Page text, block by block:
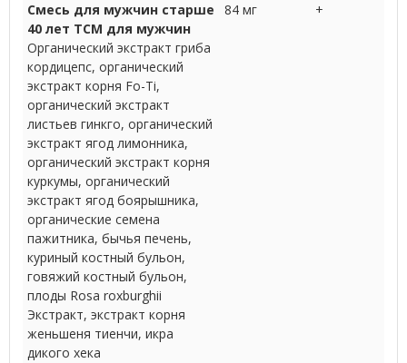
Смесь для мужчин старше
40 лет TCM для мужчин
Органический экстракт гриба
кордицепс, органический
экстракт корня Fo-Ti,
органический экстракт
листьев гинкго, органический
экстракт ягод лимонника,
органический экстракт корня
куркумы, органический
экстракт ягод боярышника,
органические семена
пажитника, бычья печень,
куриный костный бульон,
говяжий костный бульон,
плоды Rosa roxburghii
Экстракт, экстракт корня
женьшеня тиенчи, икра
дикого хека
84 мг +